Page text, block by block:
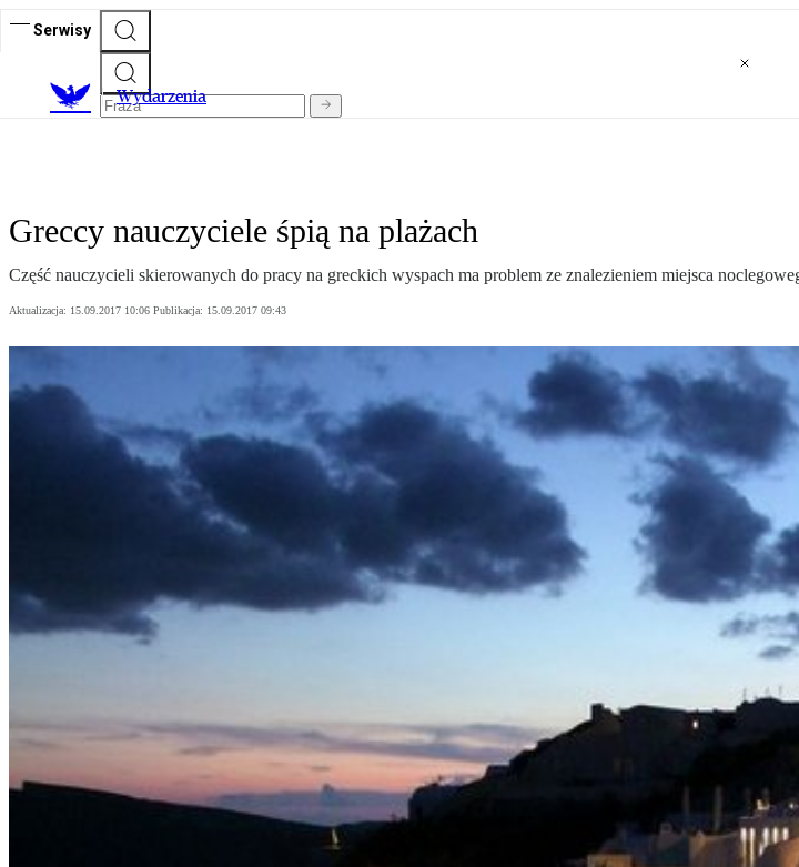
Serwisy
Wydarzenia
Greccy nauczyciele śpią na plażach
Część nauczycieli skierowanych do pracy na greckich wyspach ma problem ze znalezieniem miejsca
Aktualizacja: 15.09.2017 10:06 Publikacja: 15.09.2017 09:43